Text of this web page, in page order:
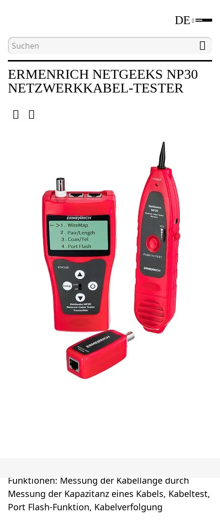
DE
Hauptseite Werkzeuge zum Testen
ERMENRICH NETGEEKS NP30
NETZWERKKABEL-TESTER
Funktionen: Messung der Kabellänge durch
Messung der Kapazitanz eines Kabels, Kabeltest,
Port Flash-Funktion, Kabelverfolgung